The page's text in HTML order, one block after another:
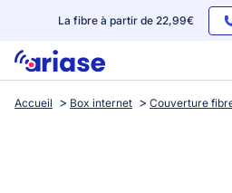
La fibre à partir de 22,99€
Box internet
Accueil Box internet Couverture